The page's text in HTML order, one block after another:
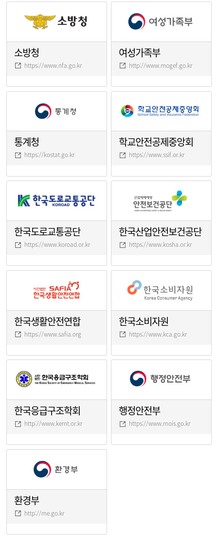
소방청
https://www.nfa.go.kr
여성가족부
http://www.mogef.go.kr
통계청
https://kostat.go.kr
학교안전공제중앙회
https://www.ssif.or.kr
한국도로교통공단
https://www.koroad.or.kr
한국산업안전보건공단
https://www.kosha.or.kr
한국생활안전연합
https://www.safia.org
한국소비자원
https://www.kca.go.kr
한국응급구조학회
http://www.kemt.or.kr
행정안전부
https://www.mois.go.kr
환경부
http://me.go.kr